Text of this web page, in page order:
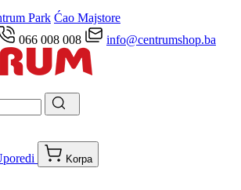
Park Ćao Majstore
066 008 008 info@centrumshop.ba
Korpa